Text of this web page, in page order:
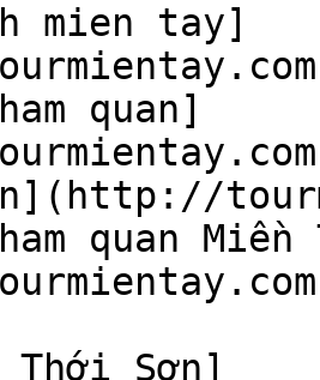
mien tay]
quan]
quan Miền
Sơn]